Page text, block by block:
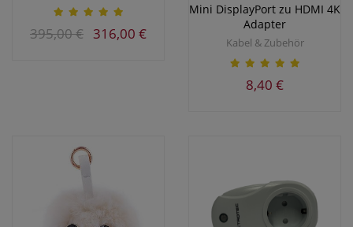
395,00 € 316,00 €
Mini DisplayPort zu HDMI 4K
Adapter
Kabel & Zubehör
8,40 €